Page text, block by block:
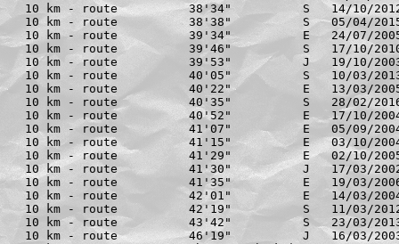
10 km - route          38'34"          S   14/10/2012
10 km - route          38'38"          S   05/04/2015
10 km - route          39'34"          E   24/07/2005
10 km - route          39'46"          S   17/10/2010
10 km - route          39'53"          J   19/10/
10 km - route          40'05"          S   10/03/2013
10 km - route          40'22"          E   13/03/2005
10 km - route          40'35"          S   28/02/2016
10 km - route          40'52"          E   17/10/
10 km - route          41'07"          E   05/09/
10 km - route          41'15"          E   03/10/2004
10 km - route          41'29"          E   02/10/2005
10 km - route          41'30"          J   17/03/2002
10 km - route          41'35"          E   19/03/2006
10 km - route          42'01"          E   14/03/2004
10 km - route          42'19"          S   11/03/2012
10 km - route          43'42"          S   23/03/2013
10 km - route          46'19"          J   16/03/2003